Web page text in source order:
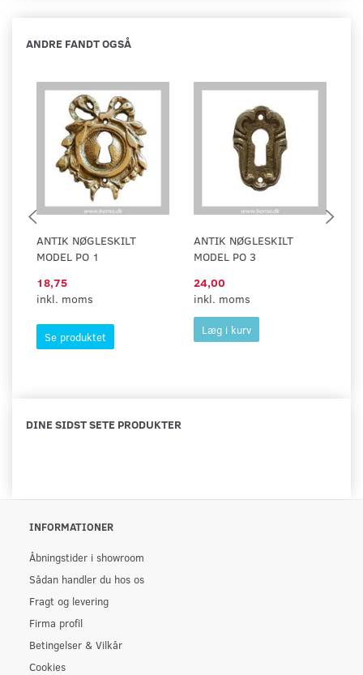
ANDRE FANDT OGSÅ
ANTIK NØGLESKILT
MODEL PO 1
18,75
inkl. moms
Se produktet
ANTIK NØGLESKILT
MODEL PO 3
24,00
inkl. moms
Læg i kurv
DINE SIDST SETE PRODUKTER
INFORMATIONER
Åbningstider i showroom
Sådan handler du hos os
Fragt og levering
Firma profil
Betingelser & Vilkår
Cookies